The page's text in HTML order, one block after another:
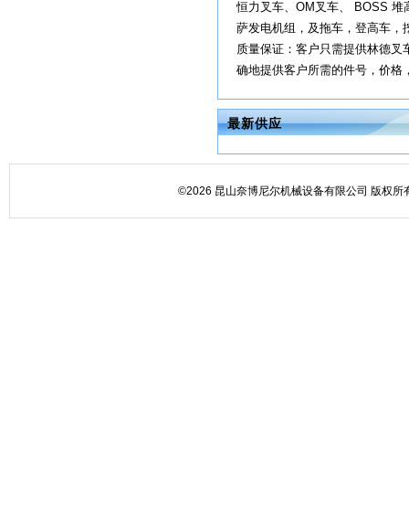
恒力叉车、OM叉车、 BOSS 堆
萨发电机组，及拖车，登高车，
质量保证：客户只需提供林德
确地提供客户所需的件号，价格
最新供应
©2026 昆山奈博尼尔机械设备有限公司 版权